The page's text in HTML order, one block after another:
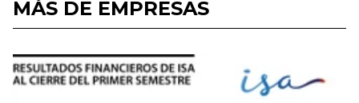
MÁS DE EMPRESAS